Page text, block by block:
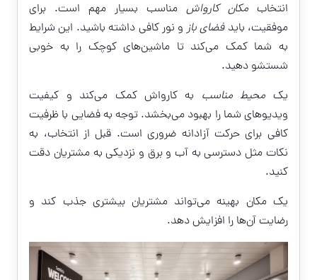
انتخابمکان کارواش مناسب بسیار مهم است. برای
موفقیت، بایدفضای بازو نور کافی داشته باشید. این شرایط
به شما کمک می‌کند تا ماشین‌های کوچک را به خوبی
شستشو دهید.
یک محیط مناسب به کارواش کمک می‌کند و کیفیت
ویدیوهای شما را بهبود می‌بخشد. توجه به فضایی با ظرفیت
کافی برای حرکت آزادانه ضروری است. قبل از انتخاب، به
نکات مثل دسترسی به آب و برق و نزدیکی به مشتریان دقت
کنید.
یک مکان بهینه می‌تواند مشتریان بیشتری جذب کند و
رضایت آن‌ها را افزایش دهد.